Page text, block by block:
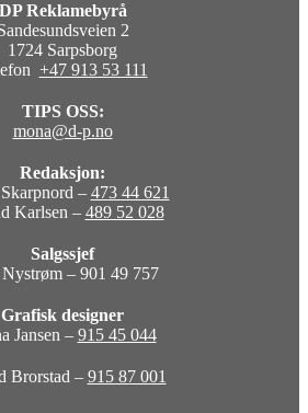
DP Reklamebyrå
2
1724 Sarpsborg
+47 913 53 111
TIPS OSS:
mona@d-p.no
Redaksjon:
– 473 44 621
Karlsen – 489 52 028
Salgssjef
– 901 49 757
Grafisk designer
Jansen – 915 45 044
Brorstad – 915 87 001